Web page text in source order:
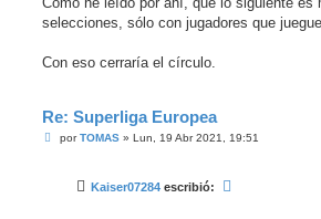
selecciones, sólo con jugadores que
Con eso cerraría el círculo.
Re: Superliga Europea
MporTOMAS» Lun, 19 Abr 2021, 19:51
Kaiser07284 escribió: